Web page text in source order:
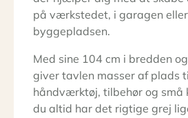
på værkstedet, i garagen
byggepladsen.
Med sine 104 cm i bredden
giver tavlen masser af plads
håndværktøj, tilbehør og små
du altid har det rigtige grej